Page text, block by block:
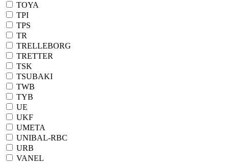
TOYA
TPI
TPS
TR
TRELLEBORG
TRETTER
TSK
TSUBAKI
TWB
TYB
UE
UKF
UMETA
UNIBAL-RBC
URB
VANEL